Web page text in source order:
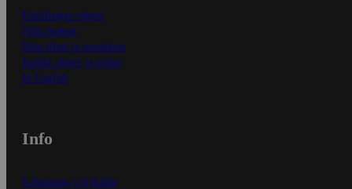
Ensitilaajan ohjeet
Näin maksat
Näin tilaat ja muokkaat
Kaikki ohjeet ja vinkit
In English
Info
S-Business yrityksille